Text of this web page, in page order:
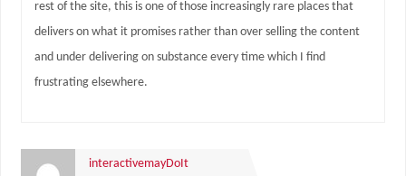
rest of the site, this is one of those increasingly rare places that
delivers on what it promises rather than over selling the content
and under delivering on substance every time which I find
frustrating elsewhere.
interactivemayDoIt